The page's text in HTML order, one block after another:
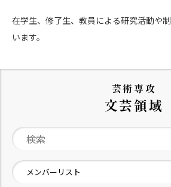
在学生、修了生、教員による研究活動や
います。
芸術専攻
文芸領域
メンバーリスト